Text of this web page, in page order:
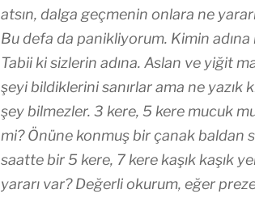
atsın, dalga geçmenin onlara ne
Bu defa da panikliyorum. Kimin adına
Tabii ki sizlerin adına. Aslan ve yiğit
şeyi bildiklerini sanırlar ama ne yazık
şey bilmezler. 3 kere, 5 kere mucuk
mi? Önüne konmuş bir çanak baldan
saatte bir 5 kere, 7 kere kaşık kaşık
yararı var? Değerli okurum, eğer